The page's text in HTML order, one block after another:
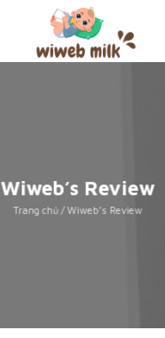
Wiweb’s Review
Trang chủ /Wiweb’s Review